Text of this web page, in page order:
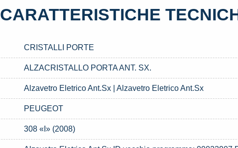
CARATTERISTICHE
CRISTALLI PORTE
ALZACRISTALLO PORTA ANT. SX.
Alzavetro Eletrico Ant.Sx | Alzavetro Eletrico Ant.Sx
PEUGEOT
308 «I» (2008)